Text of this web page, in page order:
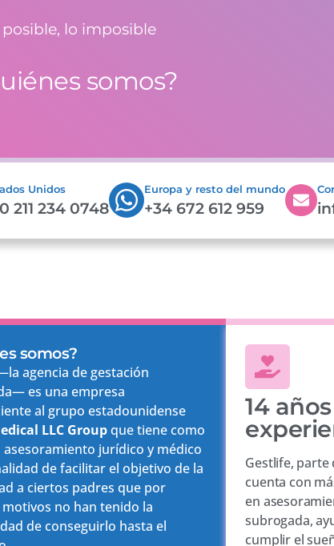
lo imposible
somos?
Unidos
211 234 0748
Europa y resto del mundo
+34 672 612 959
somos?
agencia de gestación
es una empresa
al grupo estadounidense
LLC Groupque tiene como
asesoramiento jurídico y médico
de facilitar el objetivo de la
a ciertos padres que por
no han tenido la
de conseguirlo hasta el
14
Gestlife, parte
cuenta con
en
subrogada,
cumplir el